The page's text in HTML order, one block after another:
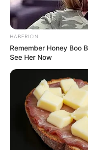
Sinopsis The Roads
Taken, Anak yang
Bergelut dengan
Halusinasi Ayahnya
HABERION
Remember Honey Boo
See Her Now